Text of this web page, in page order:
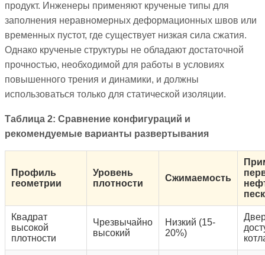
продукт. Инженеры применяют крученые типы для
заполнения неравномерных деформационных швов или
временных пустот, где существует низкая сила сжатия.
Однако крученые структуры не обладают достаточной
прочностью, необходимой для работы в условиях
повышенного трения и динамики, и должны
использоваться только для статической изоляции.
Таблица 2: Сравнение конфигураций и
рекомендуемые варианты развертывания
Профиль
геометрии
Уровень
плотности
Сжимаемость
Квадрат
высокой
плотности
Чрезвычайно
высокий
Низкий (15-
20%)